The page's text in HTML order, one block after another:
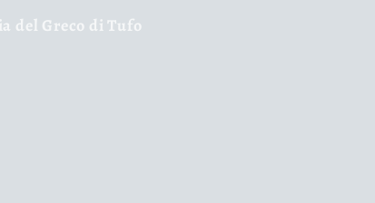
del Greco di Tufo